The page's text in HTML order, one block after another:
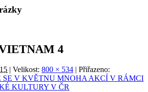
4
| Velikost: 800 × 534 | Přiřazeno:
SE V KVĚTNU MNOHA AKCÍ V RÁMCI
KULTURY V ČR